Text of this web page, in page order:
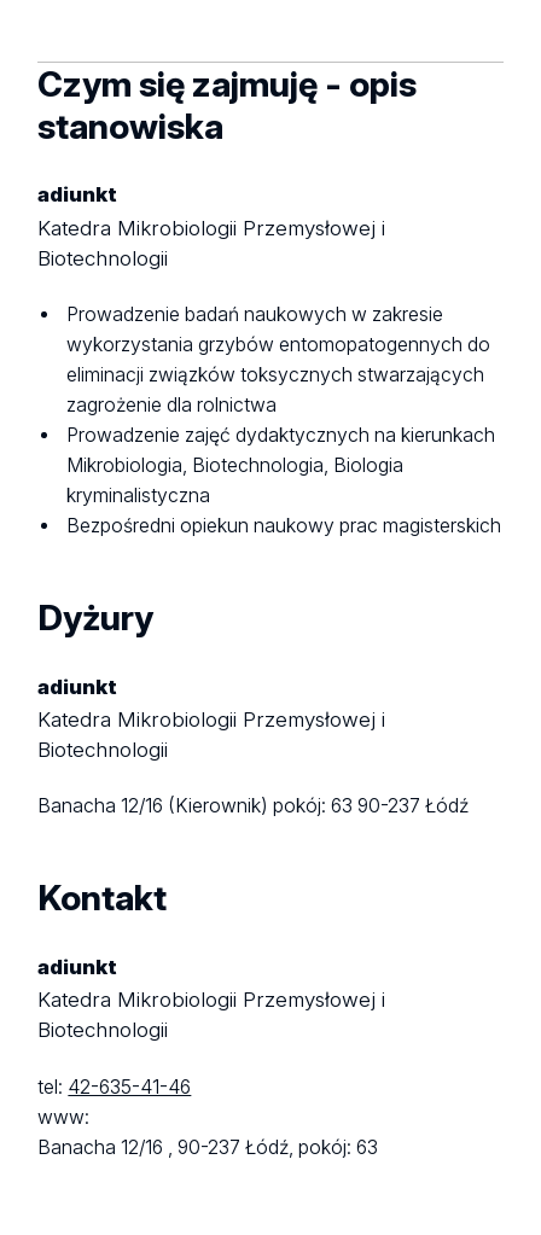
Czym się zajmuję - opis
stanowiska
adiunkt
Katedra Mikrobiologii Przemysłowej i
Biotechnologii
Prowadzenie badań naukowych w zakresie
wykorzystania grzybów entomopatogennych do
eliminacji związków toksycznych stwarzających
zagrożenie dla rolnictwa
Prowadzenie zajęć dydaktycznych na kierunkach
Mikrobiologia, Biotechnologia, Biologia
kryminalistyczna
Bezpośredni opiekun naukowy prac magisterskich
Dyżury
adiunkt
Katedra Mikrobiologii Przemysłowej i
Biotechnologii
Banacha 12/16 (Kierownik)pokój: 6390-237 Łódź
Kontakt
adiunkt
Katedra Mikrobiologii Przemysłowej i
Biotechnologii
tel: 42-635-41-46
www:
Banacha 12/16 ,90-237 Łódź,pokój: 63